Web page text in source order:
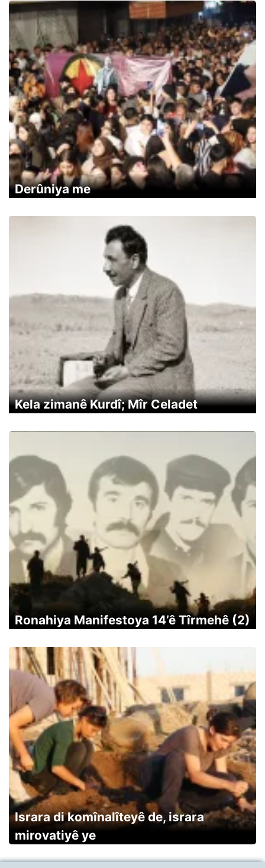
Derûniya me
Kela zimanê Kurdî; Mîr Celadet
Ronahiya Manifestoya 14’ê Tîrmehê (2)
Israra di komînalîteyê de, israra
mirovatiyê ye